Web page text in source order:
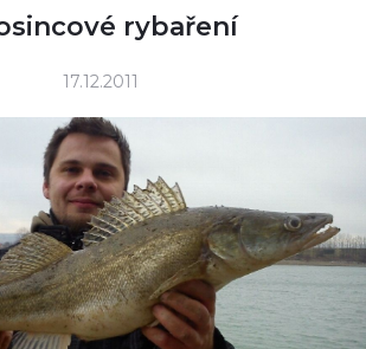
rybaření
17.12.2011